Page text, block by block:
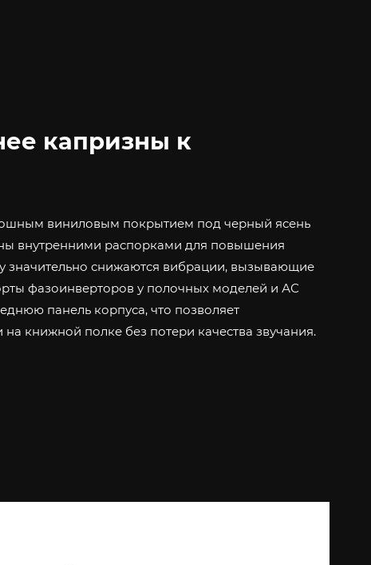
капризны к
виниловым покрытием под черный ясень
внутренними распорками для повышения
значительно снижаются вибрации, вызывающие
фазоинверторов у полочных моделей и АС
панель корпуса, что позволяет
книжной полке без потери качества звучания.